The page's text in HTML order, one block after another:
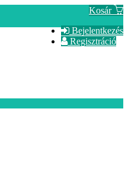
Kosár
Bejelentkezés
Regisztráció